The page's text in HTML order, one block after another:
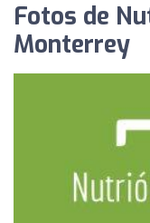
Fotos de
Monterrey